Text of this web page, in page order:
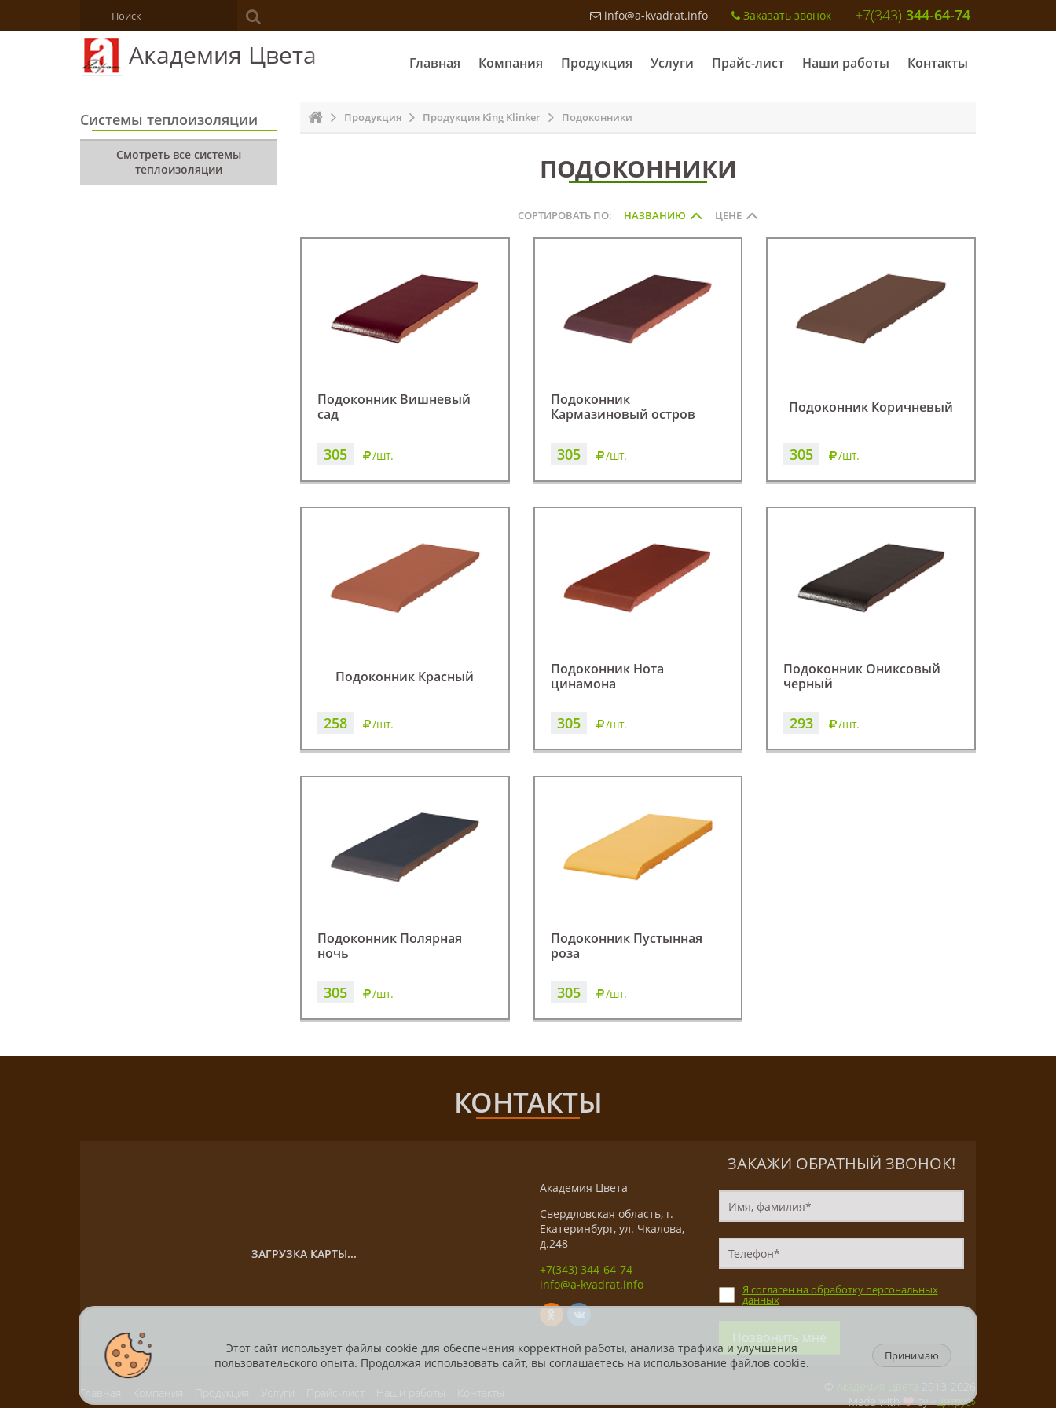
info@a-kvadrat.info Заказать звонок +7(343) 344-64-74
Академия Цвета Главная Компания Продукция Услуги Прайс-лист Наши работы Контакты
Продукция Продукция King Klinker Подоконники
ПОДОКОННИКИ
СОРТИРОВАТЬ ПО: НАЗВАНИЮ ЦЕНЕ
Подоконник Вишневый
сад
305 /шт.
Подоконник
Кармазиновый остров
305 /шт.
Подоконник Коричневый
305 /шт.
Подоконник Красный
258 /шт.
Подоконник Нота
цинамона
305 /шт.
Подоконник Ониксовый
черный
293 /шт.
Подоконник Полярная
ночь
305 /шт.
Подоконник Пустынная
роза
305 /шт.
Системы теплоизоляции
Смотреть все системы
теплоизоляции
КОНТАКТЫ
ЗАГРУЗКА КАРТЫ...
Академия Цвета
Свердловская область, г.
Екатеринбург, ул. Чкалова,
д.248
+7(343) 344-64-74
info@a-kvadrat.info
ЗАКАЖИ ОБРАТНЫЙ ЗВОНОК!
Я согласен на обработку персональных
данных
Позвонить мне
Главная Компания Продукция Услуги Прайс-лист Наши работы Контакты
2013-2026
Made with
by«Цитрус»
Этот сайт использует файлы cookie для обеспечения корректной работы, анализа трафика и улучшения
пользовательского опыта. Продолжая использовать сайт, вы соглашаетесь на использование файлов cookie.
Принимаю